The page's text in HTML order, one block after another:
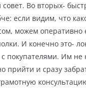
Во вторых-
если видим, что
можем оперативно
И конечно это-
покупателями. Им не
прийти и сразу